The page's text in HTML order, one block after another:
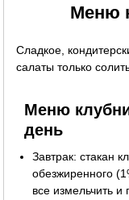
Меню
Сладкое,
салаты только
Меню
день
Завтрак: стакан
обезжиренного
все измельчить